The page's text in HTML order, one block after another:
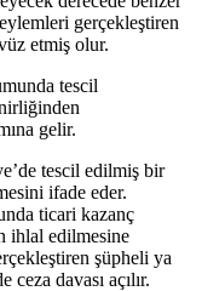
gerçekleştiren
etmiş olur.
tescil
gelir.
tescil edilmiş bir
ifade eder.
ticari kazanç
ihlal edilmesine
şüpheli ya
ceza davası açılır.